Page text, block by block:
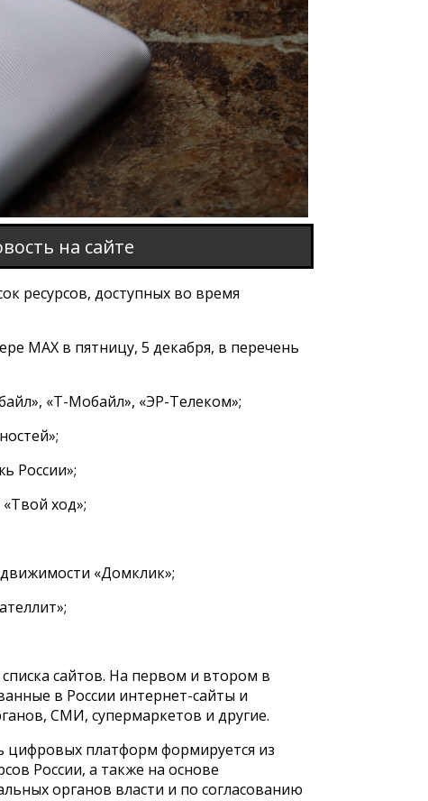
на сайте
ресурсов, доступных во время
MAX в пятницу, 5 декабря, в перечень
«Т-Мобайл», «ЭР-Телеком»;
России»;
ход»;
«Домклик»;
сайтов. На первом и втором в
в России интернет-сайты и
СМИ, супермаркетов и другие.
цифровых платформ формируется из
России, а также на основе
органов власти и по согласованию